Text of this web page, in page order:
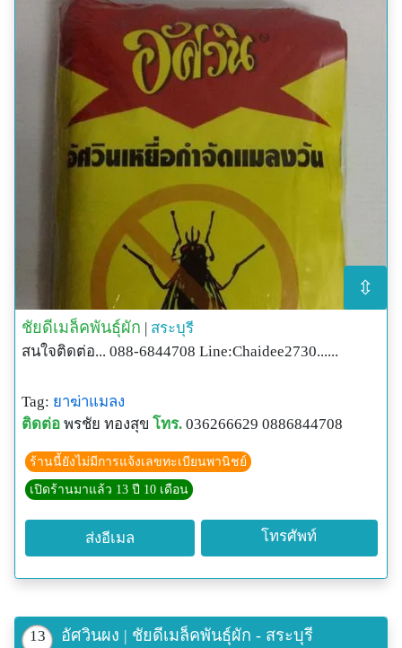
⇳
ชัยดีเมล็คพันธุ์ผัก | สระบุรี
สนใจติดต่อ... 088-6844708 Line:Chaidee2730......
Tag: ยาฆ่าแมลง
ติดต่อ พรชัย ทองสุข โทร. 036266629 0886844708
ร้านนี้ยังไม่มีการแจ้งเลขทะเบียนพานิชย์
เปิดร้านมาแล้ว 13 ปี 10 เดือน
ส่งอีเมล โทรศัพท์
13 อัศวินผง | ชัยดีเมล็คพันธุ์ผัก - สระบุรี